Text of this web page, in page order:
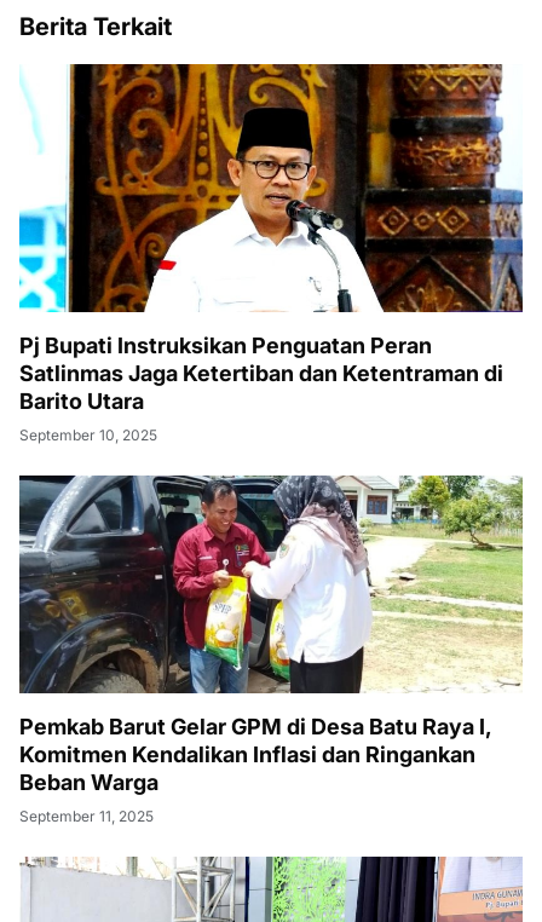
Berita Terkait
Pj Bupati Instruksikan Penguatan Peran
Satlinmas Jaga Ketertiban dan Ketentraman di
Barito Utara
September 10, 2025
Pemkab Barut Gelar GPM di Desa Batu Raya I,
Komitmen Kendalikan Inflasi dan Ringankan
Beban Warga
September 11, 2025